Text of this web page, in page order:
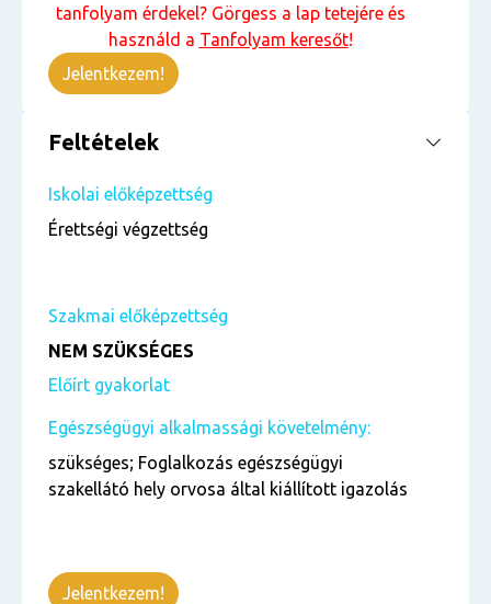
tanfolyam érdekel? Görgess a lap tetejére és
használd a Tanfolyam keresőt!
Jelentkezem!
Feltételek
Iskolai előképzettség
Érettségi végzettség
Szakmai előképzettség
NEM SZÜKSÉGES
Előírt gyakorlat
Egészségügyi alkalmassági követelmény:
szükséges; Foglalkozás egészségügyi
szakellátó hely orvosa által kiállított igazolás
Jelentkezem!